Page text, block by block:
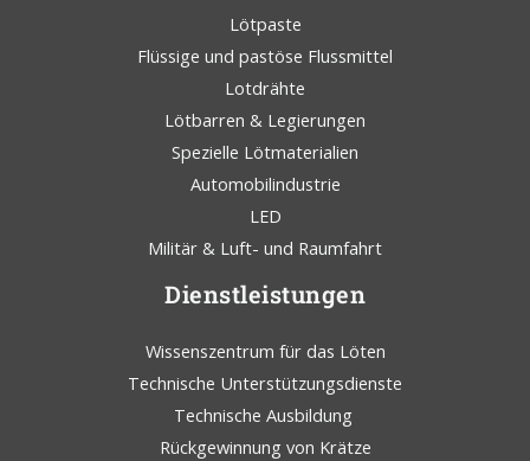
Lötpaste
Flüssige und pastöse Flussmittel
Lotdrähte
Lötbarren & Legierungen
Spezielle Lötmaterialien
Automobilindustrie
LED
Militär & Luft- und Raumfahrt
Dienstleistungen
Wissenszentrum für das Löten
Technische Unterstützungsdienste
Technische Ausbildung
Rückgewinnung von Krätze